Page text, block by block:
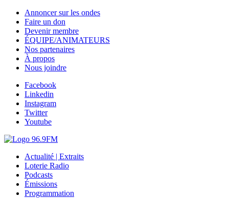
Annoncer sur les ondes
Faire un don
Devenir membre
ÉQUIPE/ANIMATEURS
Nos partenaires
À propos
Nous joindre
Facebook
Linkedin
Instagram
Twitter
Youtube
Actualité | Extraits
Loterie Radio
Podcasts
Émissions
Programmation